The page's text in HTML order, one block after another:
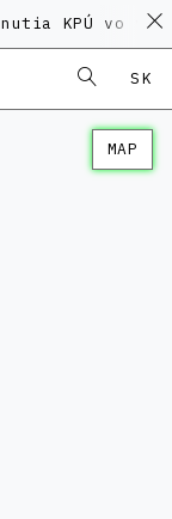
KPÚ vo
SK
MAP